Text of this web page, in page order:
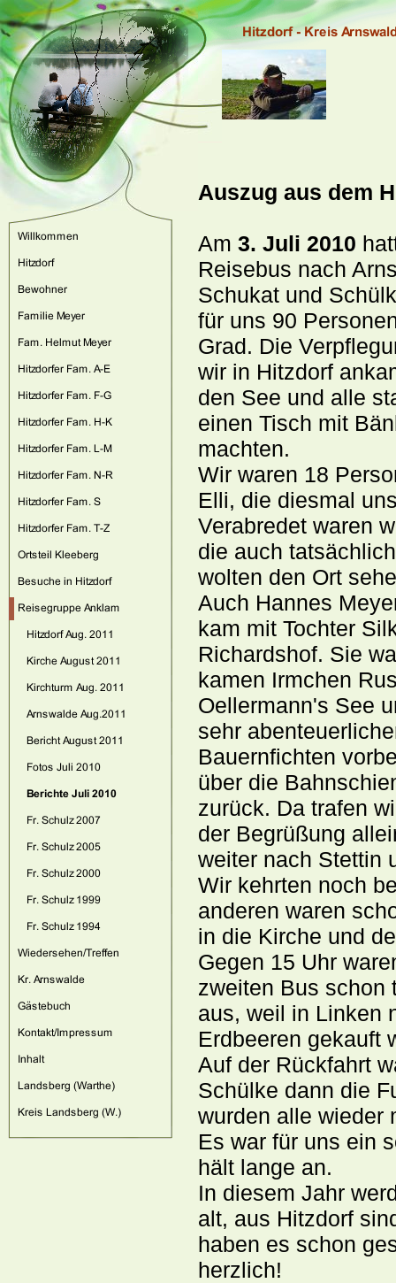
Auszug aus dem
Am 3. Juli 2010
Reisebus nach
Schukat und
für uns 90
Grad. Die
wir in Hitzdorf
den See und alle
einen Tisch mit
machten.
Wir waren 18
Elli, die diesmal
Verabredet waren
die auch
wolten den Ort
Auch Hannes
kam mit Tochter
Richardshof. Sie
kamen Irmchen
Oellermann's See
sehr
Bauernfichten
über die
zurück. Da trafen
der Begrüßung
weiter nach Stettin
Wir kehrten noch
anderen waren
in die Kirche und
Gegen 15 Uhr
zweiten Bus schon
aus, weil in Linken
Erdbeeren gekauft
Auf der Rückfahrt
Schülke dann die
wurden alle wieder
Es war für uns ein
hält lange an.
In diesem Jahr
alt, aus Hitzdorf
haben es schon
herzlich!